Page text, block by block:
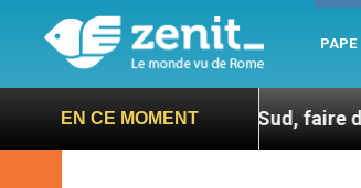
PAPE
EN CE MOMENT
En Corée du Sud, faire du